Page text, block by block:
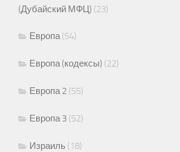
(Дубайский МФЦ) (23)
Европа(54)
Европа (кодексы) (22)
Европа 2 (55)
Европа 3 (52)
Израиль (18)